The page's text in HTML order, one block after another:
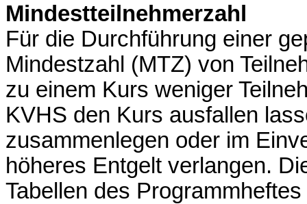
Mindestteilnehmerzahl
Für die Durchführung einer
Mindestzahl (MTZ) von
zu einem Kurs weniger
KVHS den Kurs ausfallen
zusammenlegen oder im
höheres Entgelt verlangen.
Tabellen des